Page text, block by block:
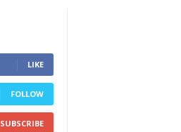
LIKE
FOLLOW
SUBSCRIBE